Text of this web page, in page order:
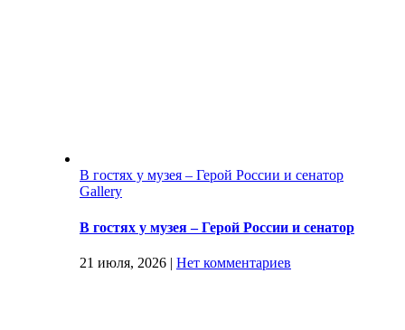
В гостях у музея – Герой России и сенатор
Gallery
В гостях у музея – Герой России и сенатор
21 июля, 2026 | Нет комментариев